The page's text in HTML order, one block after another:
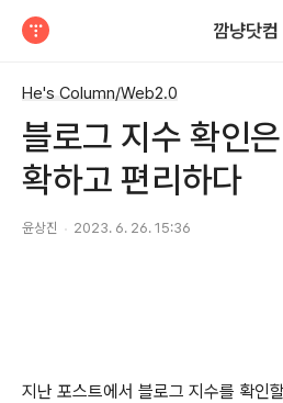
깜냥닷컴
He's Column/Web2.0
블로그 지수 확인
확하고 편리하다
윤상진 2023. 6. 26. 15:36
지난 포스트에서 블로그 지수를 확인